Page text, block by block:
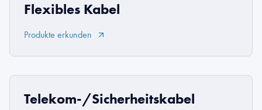
Flexibles Kabel
Produkte erkunden
Telekom-/Sicherheitskabel